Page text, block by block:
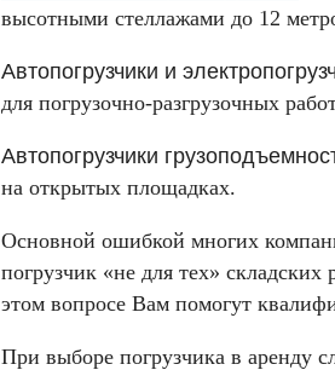
высотными стеллажами до 12
Автопогрузчики и
для погрузочно-разгрузочных
Автопогрузчики
на открытых площадках.
Основной ошибкой многих
погрузчик «не для тех»
этом вопросе Вам помогут
При выборе погрузчика в аренду